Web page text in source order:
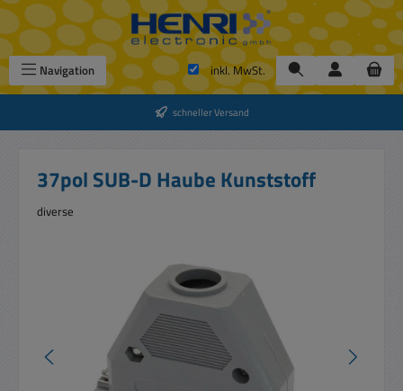
Zum Hauptinhalt springen
Navigation inkl. MwSt.
schneller Versand
37pol SUB-D Haube Kunststoff
diverse
Bildergalerie überspringen